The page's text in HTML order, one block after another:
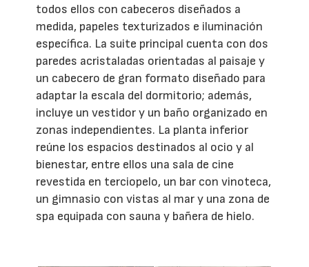
todos ellos con cabeceros diseñados a
medida, papeles texturizados e iluminación
específica. La suite principal cuenta con dos
paredes acristaladas orientadas al paisaje y
un cabecero de gran formato diseñado para
adaptar la escala del dormitorio; además,
incluye un vestidor y un baño organizado en
zonas independientes. La planta inferior
reúne los espacios destinados al ocio y al
bienestar, entre ellos una sala de cine
revestida en terciopelo, un bar con vinoteca,
un gimnasio con vistas al mar y una zona de
spa equipada con sauna y bañera de hielo.